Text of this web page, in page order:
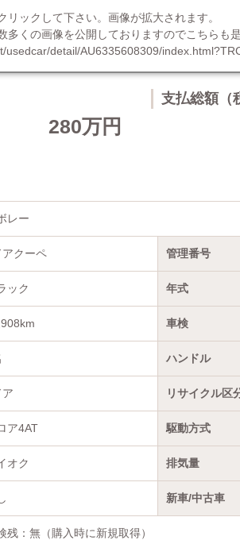
リックして下さい。画像が拡大されます。
多くの画像を公開しておりますのでこちらも
usedcar/detail/AU6335608309/
280万円
支払総額（
レー
アクーペ 管理番号
ック 年式
車検
ハンドル
リサイクル区
ア4AT 駆動方式
オク 排気量
新車/中古車
残：無（購入時に新規取得）